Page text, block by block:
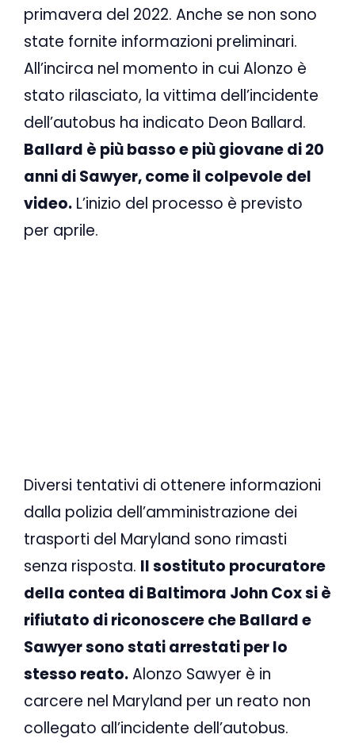
primavera del 2022. Anche se non sono
state fornite informazioni preliminari.
All’incirca nel momento in cui Alonzo è
stato rilasciato, la vittima dell’incidente
dell’autobus ha indicato Deon Ballard.
Ballard è più basso e più giovane di 20
anni di Sawyer, come il colpevole del
video. L’inizio del processo è previsto
per aprile.
Diversi tentativi di ottenere informazioni
dalla polizia dell’amministrazione dei
trasporti del Maryland sono rimasti
senza risposta. Il sostituto procuratore
della contea di Baltimora John Cox si è
rifiutato di riconoscere che Ballard e
Sawyer sono stati arrestati per lo
stesso reato.Alonzo Sawyer è in
carcere nel Maryland per un reato non
collegato all’incidente dell’autobus.